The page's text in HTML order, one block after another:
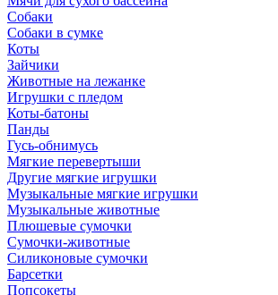
Собаки
Собаки в сумке
Коты
Зайчики
Животные на лежанке
Игрушки с пледом
Коты-батоны
Панды
Гусь-обнимусь
Мягкие перевертыши
Другие мягкие игрушки
Музыкальные мягкие игрушки
Музыкальные животные
Плюшевые сумочки
Сумочки-животные
Силиконовые сумочки
Барсетки
Попсокеты